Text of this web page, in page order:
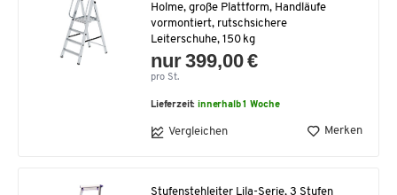
Holme, große Plattform, Handläufe
vormontiert, rutschsichere
Leiterschuhe, 150 kg
nur 399,00 €
pro St.
Lieferzeit:innerhalb 1 Woche
Vergleichen Merken
Stufenstehleiter Lila-Serie, 3 Stufen